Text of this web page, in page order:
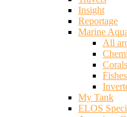
Insight
Reportage
Marine
All
Corals
Fishes
My Tank
ELOS